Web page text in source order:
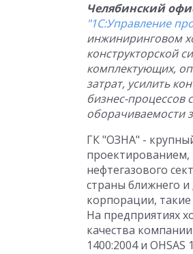
Челябинский
"1С:Управление
инжиниринговом
конструкторской
комплектующих,
затрат, усилить
бизнес-процессов
оборачиваемости
ГК "ОЗНА" -
проектированием,
нефтегазового
страны ближнего
корпорации, такие
На предприятиях
качества
1400:2004 и OHSAS